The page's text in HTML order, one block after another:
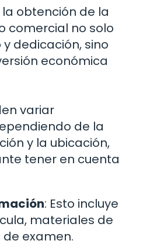
obtención de la
comercial no solo
dedicación, sino
económica
variar
de la
y la ubicación,
tener en cuenta
: Esto incluye
materiales de
examen.